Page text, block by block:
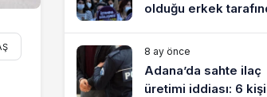
olduğu erkek
8 ay önce
Adana’da sahte ilaç
üretimi iddiası: 6 kişi